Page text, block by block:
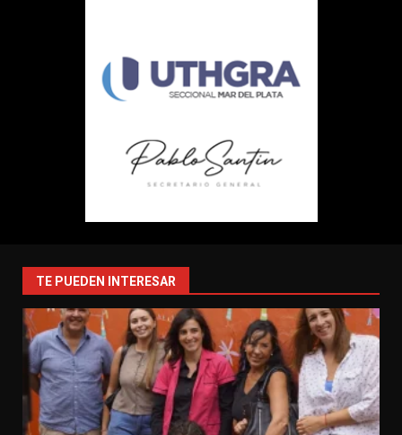
TE PUEDEN INTERESAR